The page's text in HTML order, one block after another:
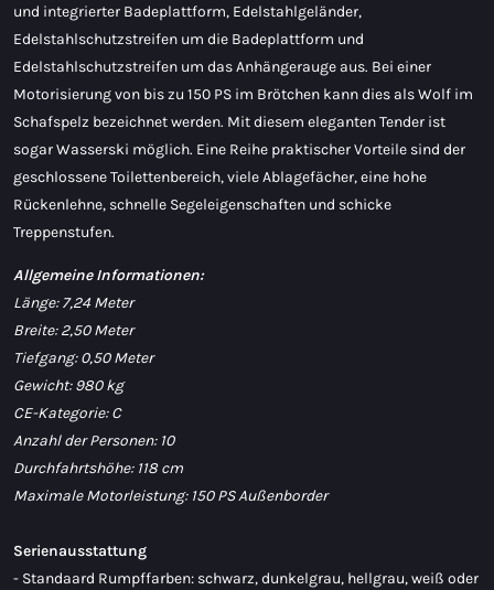
und integrierter Badeplattform, Edelstahlgeländer,
Edelstahlschutzstreifen um die Badeplattform und
Edelstahlschutzstreifen um das Anhängerauge aus. Bei einer
Motorisierung von bis zu 150 PS im Brötchen kann dies als Wolf im
Schafspelz bezeichnet werden. Mit diesem eleganten Tender ist
sogar Wasserski möglich. Eine Reihe praktischer Vorteile sind der
geschlossene Toilettenbereich, viele Ablagefächer, eine hohe
Rückenlehne, schnelle Segeleigenschaften und schicke
Treppenstufen.
Allgemeine Informationen:
Länge: 7,24 Meter
Breite: 2,50 Meter
Tiefgang: 0,50 Meter
Gewicht: 980 kg
CE-Kategorie: C
Anzahl der Personen: 10
Durchfahrtshöhe: 118 cm
Maximale Motorleistung: 150 PS Außenborder
Serienausstattung
- Standaard Rumpffarben: schwarz, dunkelgrau, hellgrau, weiß oder